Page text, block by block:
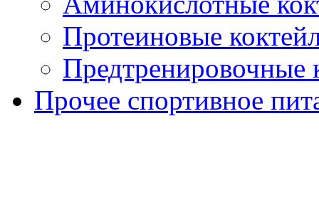
Протеиновые
Предтренировочные
Прочее спортивное